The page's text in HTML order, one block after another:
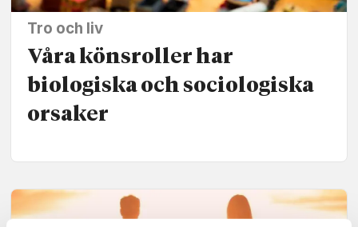
Tro och liv
Våra könsroller har
biologiska och sociologiska
orsaker